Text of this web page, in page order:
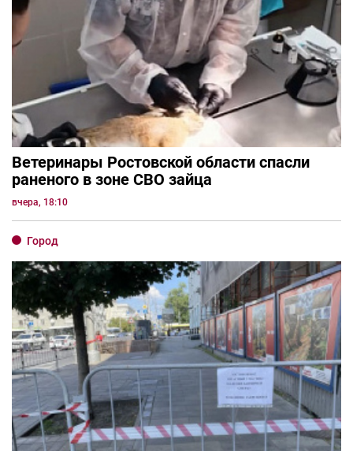
Ветеринары Ростовской области спасли
раненого в зоне СВО зайца
вчера, 18:10
Город